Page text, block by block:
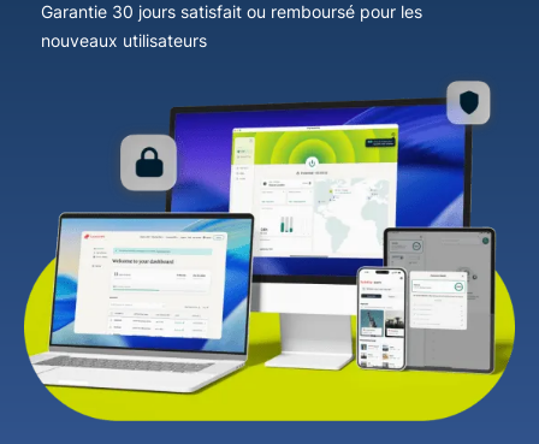
Garantie 30 jours satisfait ou remboursé pour les
nouveaux utilisateurs